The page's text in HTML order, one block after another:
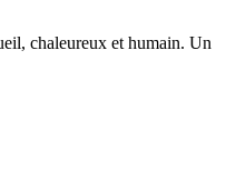
chaleureux et humain. Un